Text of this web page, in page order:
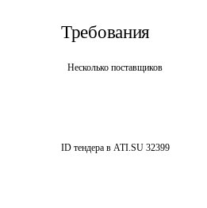
Требования
Несколько поставщиков
ID тендера в ATI.SU 32399